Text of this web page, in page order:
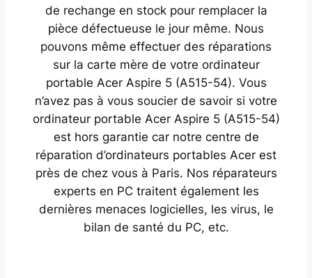
de rechange en stock pour remplacer la
pièce défectueuse le jour même. Nous
pouvons même effectuer des réparations
sur la carte mère de votre ordinateur
portable Acer Aspire 5 (A515-54). Vous
n’avez pas à vous soucier de savoir si votre
ordinateur portable Acer Aspire 5 (A515-54)
est hors garantie car notre centre de
réparation d’ordinateurs portables Acer est
près de chez vous à Paris. Nos réparateurs
experts en PC traitent également les
dernières menaces logicielles, les virus, le
bilan de santé du PC, etc.